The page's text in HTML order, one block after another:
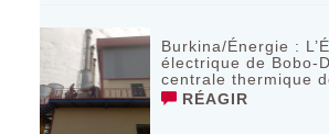
Burkina/Énergie :
électrique de Bobo-
centrale thermique
RÉAGIR